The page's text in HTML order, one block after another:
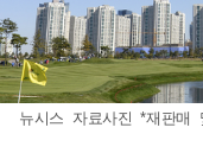
뉴시스 자료사진 *재판매